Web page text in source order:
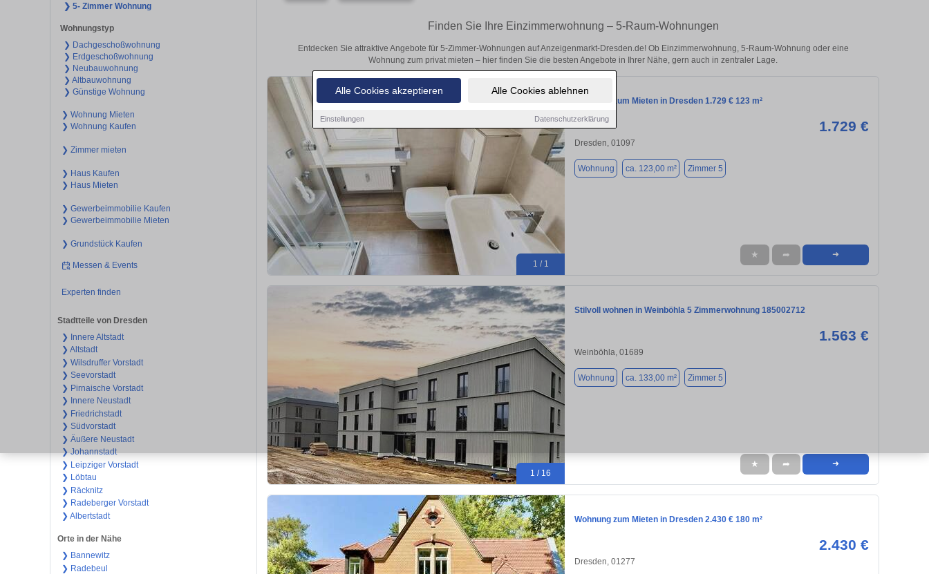
Alle Cookies akzeptieren Alle Cookies ablehnen
Einstellungen Datenschutzerklärung
❯ 5- Zimmer Wohnung
Wohnungstyp
❯ Dachgeschoßwohnung
❯ Erdgeschoßwohnung
❯ Neubauwohnung
❯ Altbauwohnung
❯ Günstige Wohnung
❯ Wohnung Mieten
❯ Wohnung Kaufen
❯ Zimmer mieten
❯ Haus Kaufen
❯ Haus Mieten
❯ Gewerbeimmobilie Kaufen
❯ Gewerbeimmobilie Mieten
❯ Grundstück Kaufen
Messen & Events
Experten finden
Stadtteile von Dresden
❯ Innere Altstadt
❯ Altstadt
❯ Wilsdruffer Vorstadt
❯ Seevorstadt
❯ Pirnaische Vorstadt
❯ Innere Neustadt
❯ Friedrichstadt
❯ Südvorstadt
❯ Äußere Neustadt
❯ Johannstadt
❯ Leipziger Vorstadt
❯ Löbtau
❯ Räcknitz
❯ Radeberger Vorstadt
❯ Albertstadt
Orte in der Nähe
❯ Bannewitz
❯ Radebeul
Finden Sie Ihre Einzimmerwohnung – 5-Raum-Wohnungen
Entdecken Sie attraktive Angebote für 5-Zimmer-Wohnungen auf Anzeigenmarkt-Dresden.de! Ob Einzimmerwohnung, 5-Raum-Wohnung oder eine
Wohnung zum privat mieten – hier finden Sie die besten Angebote in Ihrer Nähe, gern auch in zentraler Lage.
1 / 1
Wohnung zum Mieten in Dresden 1.729 € 123 m²
1.729 €
Dresden, 01097
Wohnung ca. 123,00 m² Zimmer 5
★ ➦ ➜
1 / 16
Stilvoll wohnen in Weinböhla 5 Zimmerwohnung 185002712
1.563 €
Weinböhla, 01689
Wohnung ca. 133,00 m² Zimmer 5
★ ➦ ➜
Wohnung zum Mieten in Dresden 2.430 € 180 m²
2.430 €
Dresden, 01277